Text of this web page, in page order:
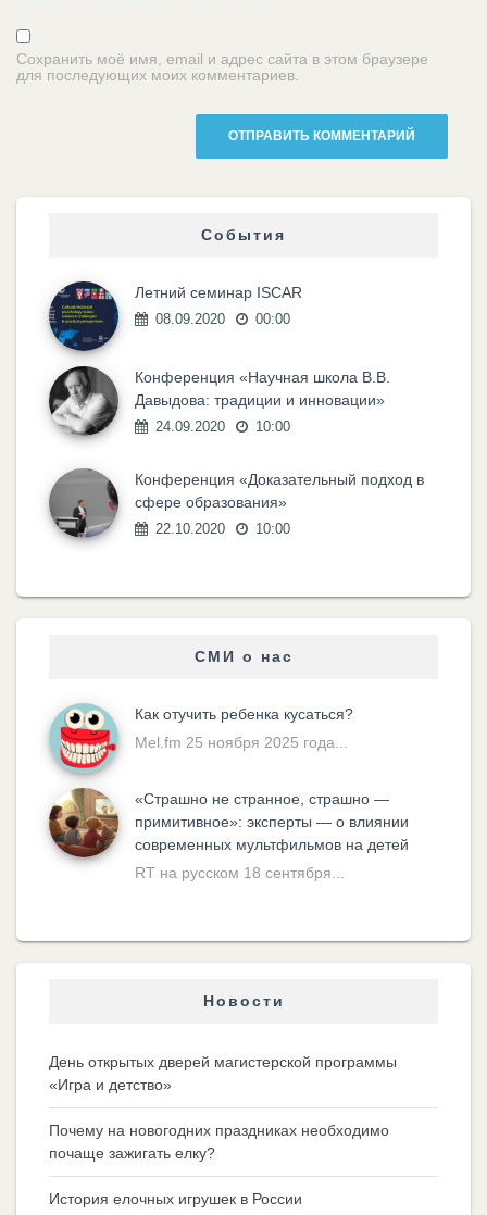
Сохранить моё имя, email и адрес сайта в этом браузере
для последующих моих комментариев.
События
Летний семинар ISCAR
08.09.2020 00:00
Конференция «Научная школа В.В.
Давыдова: традиции и инновации»
24.09.2020 10:00
Конференция «Доказательный подход в
сфере образования»
22.10.2020 10:00
СМИ о нас
Как отучить ребенка кусаться?
Mel.fm 25 ноября 2025 года...
«Cтрашно не странное, страшно —
примитивное»: эксперты — о влиянии
современных мультфильмов на детей
RT на русском 18 сентября...
Новости
День открытых дверей магистерской программы
«Игра и детство»
Почему на новогодних праздниках необходимо
почаще зажигать елку?
История елочных игрушек в России